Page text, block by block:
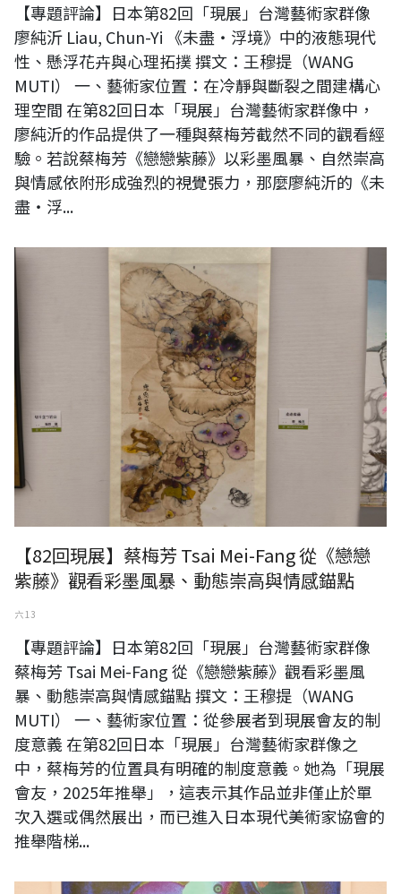
【專題評論】日本第82回「現展」台灣藝術家群像
廖純沂 Liau, Chun-Yi 《未盡・浮境》中的液態現代
性、懸浮花卉與心理拓撲 撰文：王穆提（WANG
MUTI） 一、藝術家位置：在冷靜與斷裂之間建構心
理空間 在第82回日本「現展」台灣藝術家群像中，
廖純沂的作品提供了一種與蔡梅芳截然不同的觀看經
驗。若說蔡梅芳《戀戀紫藤》以彩墨風暴、自然崇高
與情感依附形成強烈的視覺張力，那麼廖純沂的《未
盡・浮...
【82回現展】蔡梅芳 Tsai Mei-Fang 從《戀戀
紫藤》觀看彩墨風暴、動態崇高與情感錨點
六 13
【專題評論】日本第82回「現展」台灣藝術家群像
蔡梅芳 Tsai Mei-Fang 從《戀戀紫藤》觀看彩墨風
暴、動態崇高與情感錨點 撰文：王穆提（WANG
MUTI） 一、藝術家位置：從參展者到現展會友的制
度意義 在第82回日本「現展」台灣藝術家群像之
中，蔡梅芳的位置具有明確的制度意義。她為「現展
會友，2025年推舉」，這表示其作品並非僅止於單
次入選或偶然展出，而已進入日本現代美術家協會的
推舉階梯...